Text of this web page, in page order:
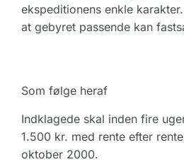
ekspeditionens enkle
at gebyret passende kan
Som følge heraf
Indklagede skal inden fire
1.500 kr. med rente efter
oktober 2000.